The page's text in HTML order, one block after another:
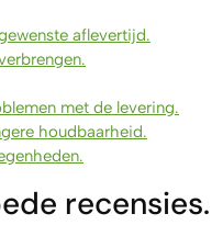
aflevertijd.
met de levering.
houdbaarheid.
recensies.